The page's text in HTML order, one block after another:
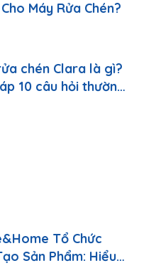
Máy Rửa Chén?
chén Clara là gì?
10 câu hỏi thường
Tổ Chức
Sản Phẩm: Hiểu